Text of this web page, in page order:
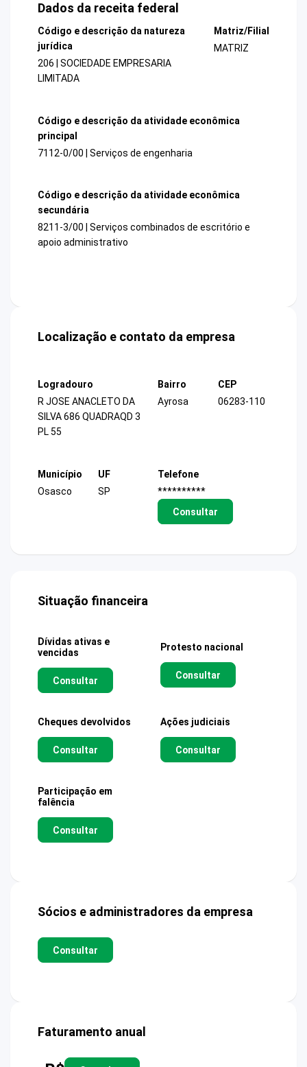
Dados da receita federal
Código e descrição da natureza
jurídica
206 | SOCIEDADE EMPRESARIA
LIMITADA
Matriz/Filial
MATRIZ
Código e descrição da atividade econômica
principal
7112-0/00 | Serviços de engenharia
Código e descrição da atividade econômica
secundária
8211-3/00 | Serviços combinados de escritório e
apoio administrativo
Localização e contato da empresa
Logradouro
R JOSE ANACLETO DA
SILVA 686 QUADRAQD 3
PL 55
Bairro
Ayrosa
CEP
06283-110
Município
Osasco
UF
SP
Telefone
**********
Consultar
Situação financeira
Dívidas ativas e
vencidas
Consultar
Protesto nacional
Consultar
Cheques devolvidos
Consultar
Ações judiciais
Consultar
Participação em
falência
Consultar
Sócios e administradores da empresa
Consultar
Faturamento anual